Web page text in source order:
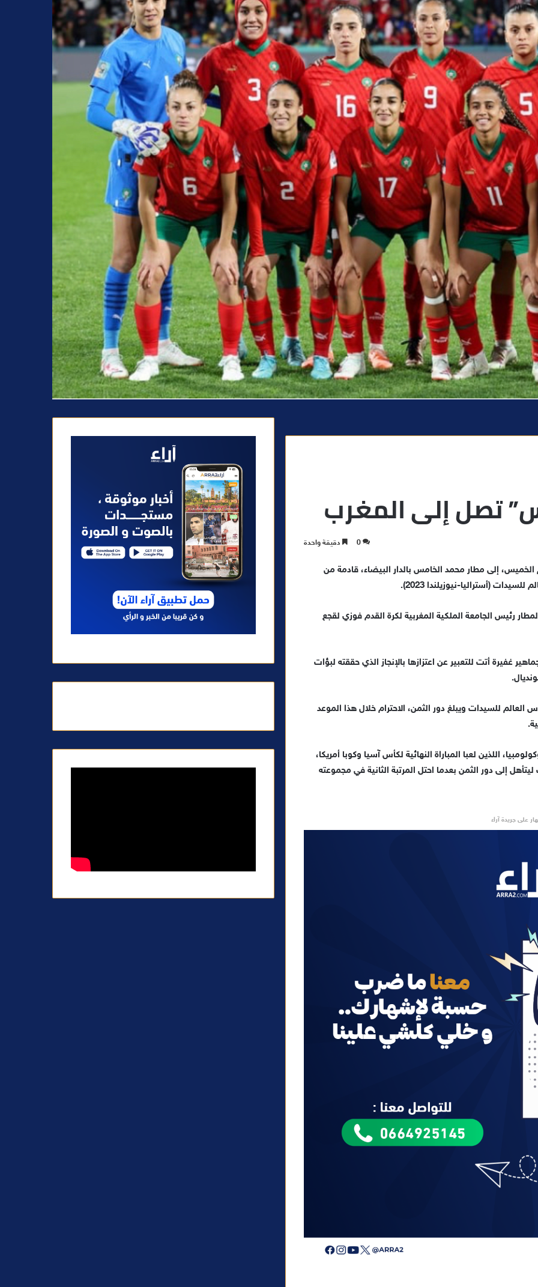
تصل إلى المغرب
0 دقيقة واحدة
إلى مطار محمد الخامس بالدار البيضاء، قادمة من
(أستراليا-نيوزيلندا 2023).
رئيس الجامعة الملكية المغربية لكرة القدم فوزي لقجع
غفيرة أتت للتعبير عن اعتزازها بالإنجاز الذي حققته لبؤات
للسيدات ويبلغ دور الثمن، الاحترام خلال هذا الموعد
اللذين لعبا المباراة النهائية لكأس آسيا وكوبا أمريكا،
إلى دور الثمن بعدما احتل المرتبة الثانية في مجموعته
على جريدة آراء